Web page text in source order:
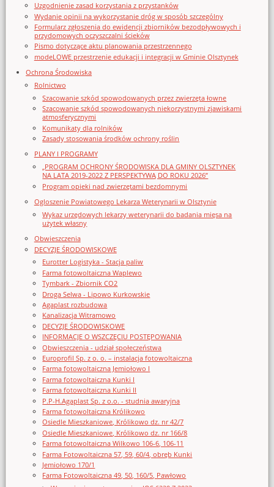
Uzgodnienie zasad korzystania z przystanków
Wydanie opinii na wykorzystanie dróg w sposób szczególny
Formularz zgłoszenia do ewidencji zbiorników bezodpływowych i
przydomowych oczyszczalni ścieków
Pismo dotyczące aktu planowania przestrzennego
modeLOWE przestrzenie edukacji i integracji w Gminie Olsztynek
Ochrona Środowiska
Rolnictwo
Szacowanie szkód spowodowanych przez zwierzęta łowne
Szacowanie szkód spowodowanych niekorzystnymi zjawiskami
atmosferycznymi
Komunikaty dla rolników
Zasady stosowania środków ochrony roślin
PLANY I PROGRAMY
„PROGRAM OCHRONY ŚRODOWISKA DLA GMINY OLSZTYNEK
NA LATA 2019-2022 Z PERSPEKTYWĄ DO ROKU 2026”
Program opieki nad zwierzętami bezdomnymi
Ogloszenie Powiatowego Lekarza Weterynarii w Olsztynie
Wykaz urzędowych lekarzy weterynarii do badania mięsa na
użytek własny
Obwieszczenia
DECYZJE ŚRODOWISKOWE
Eurotter Logistyka - Stacja paliw
Farma fotowoltaiczna Waplewo
Tymbark - Zbiornik CO2
Droga Selwa - Lipowo Kurkowskie
Agaplast rozbudowa
Kanalizacja Witramowo
DECYZJE ŚRODOWISKOWE
INFORMACJE O WSZCZĘCIU POSTĘPOWANIA
Obwieszczenia - udział społeczeństwa
Europrofil Sp. z o. o. – instalacja fotowoltaiczna
Farma fotowoltaiczna Jemiołowo I
Farma fotowoltaiczna Kunki I
Farma fotowoltaiczna Kunki II
P.P-H.Agaplast Sp. z o.o. - studnia awaryjna
Farma fotowoltaiczna Królikowo
Osiedle Mieszkaniowe, Królikowo dz. nr 42/7
Osiedle Mieszkaniowe, Królikowo dz. nr 166/8
Farma fotowoltaiczna Wilkowo 106-6, 106-11
Farma Fotowoltaiczna 57, 59, 60/4, obręb Kunki
Jemiołowo 170/1
Farma Fotowoltaiczna 49, 50, 160/5, Pawłowo